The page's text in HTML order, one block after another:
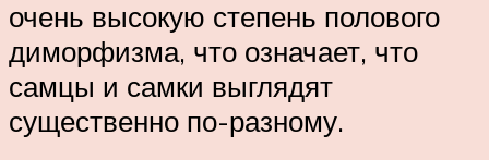
очень высокую степень полового
диморфизма, что означает, что
самцы и самки выглядят
существенно по-разному.